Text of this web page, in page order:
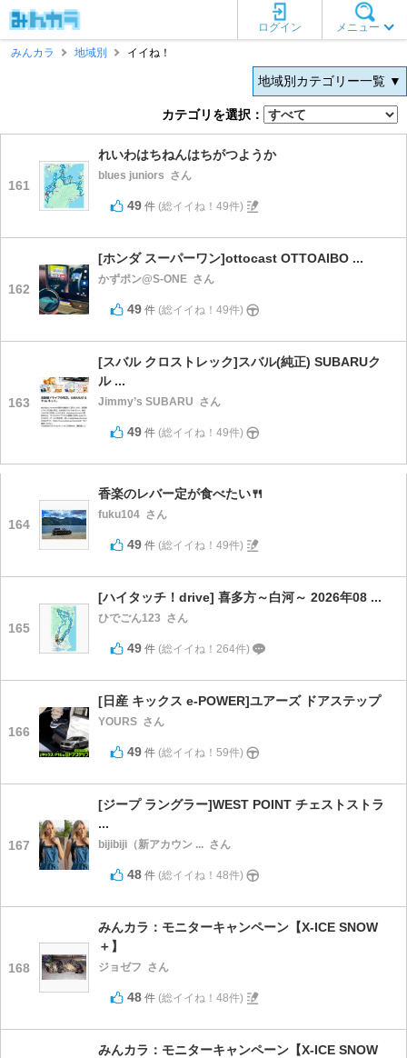
メニュー
ログイン
みんカラ
地域別 イイね！
地域別カテゴリー一覧 ▼
カテゴリを選択：
161
れいわはちねんはちがつようか
blues juniors さん
49 件 (総イイね！49件)
162
[ホンダ スーパーワン]ottocast OTTOAIBO ...
かずポン@S-ONE さん
49 件 (総イイね！49件)
163
[スバル クロストレック]スバル(純正) SUBARUク
ル ...
Jimmy’s SUBARU さん
49 件 (総イイね！49件)
164
香楽のレバー定が食べたい🍴
fuku104 さん
49 件 (総イイね！49件)
165
[ハイタッチ！drive] 喜多方～白河～ 2026年08 ...
ひでごん123 さん
49 件 (総イイね！264件)
166
[日産 キックス e-POWER]ユアーズ ドアステップ
YOURS さん
49 件 (総イイね！59件)
167
[ジープ ラングラー]WEST POINT チェストストラ
...
bijibiji（新アカウン ... さん
48 件 (総イイね！48件)
168
みんカラ：モニターキャンペーン【X-ICE SNOW
＋】
ジョゼフ さん
48 件 (総イイね！48件)
みんカラ：モニターキャンペーン【X-ICE SNOW